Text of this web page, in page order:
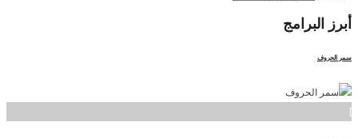
أبرز البرامج
سمر الحروف
]